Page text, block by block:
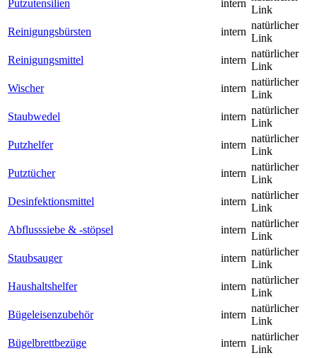
Putzutensilien
intern
Link
Reinigungsbürsten
intern
natürlicher
Link
Reinigungsmittel
intern
natürlicher
Link
Wischer
intern
natürlicher
Link
Staubwedel
intern
natürlicher
Link
Putzhelfer
intern
natürlicher
Link
Putztücher
intern
natürlicher
Link
Desinfektionsmittel
intern
natürlicher
Link
Abflusssiebe & -stöpsel
intern
natürlicher
Link
Staubsauger
intern
natürlicher
Link
Haushaltshelfer
intern
natürlicher
Link
Bügeleisenzubehör
intern
natürlicher
Link
Bügelbrettbezüge
intern
natürlicher
Link